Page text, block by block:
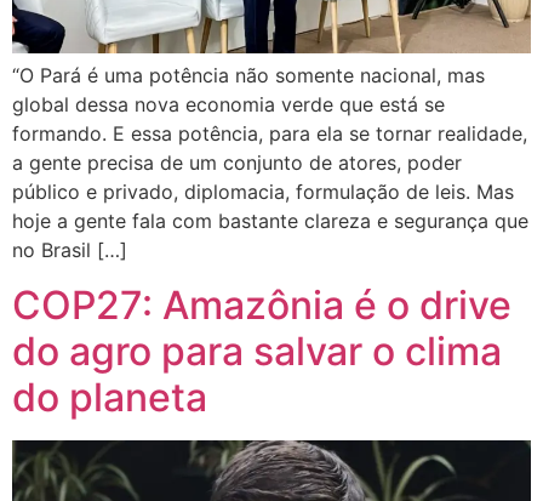
“O Pará é uma potência não somente nacional, mas
global dessa nova economia verde que está se
formando. E essa potência, para ela se tornar realidade,
a gente precisa de um conjunto de atores, poder
público e privado, diplomacia, formulação de leis. Mas
hoje a gente fala com bastante clareza e segurança que
no Brasil […]
COP27: Amazônia é o drive
do agro para salvar o clima
do planeta